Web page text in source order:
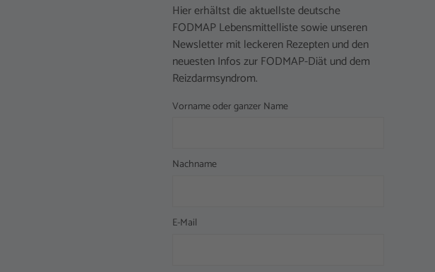
Hier erhältst die aktuellste deutsche
FODMAP Lebensmittelliste sowie unseren
Newsletter mit leckeren Rezepten und den
neuesten Infos zur FODMAP-Diät und dem
Reizdarmsyndrom.
Vorname oder ganzer Name
Nachname
E-Mail